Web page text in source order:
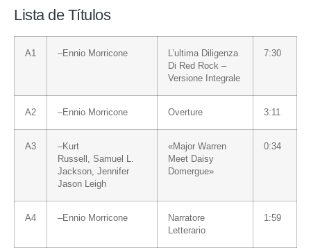
Lista de Títulos
A1 –Ennio Morricone
L’ultima Diligenza
Di Red Rock –
Versione Integrale
7:30
A2 –Ennio Morricone Overture 3:11
A3 –Kurt
Russell
Samuel L.
Jackson Jennifer
Jason Leigh
«Major Warren
Meet Daisy
Domergue»
0:34
A4 –Ennio Morricone
Narratore
Letterario
1:59